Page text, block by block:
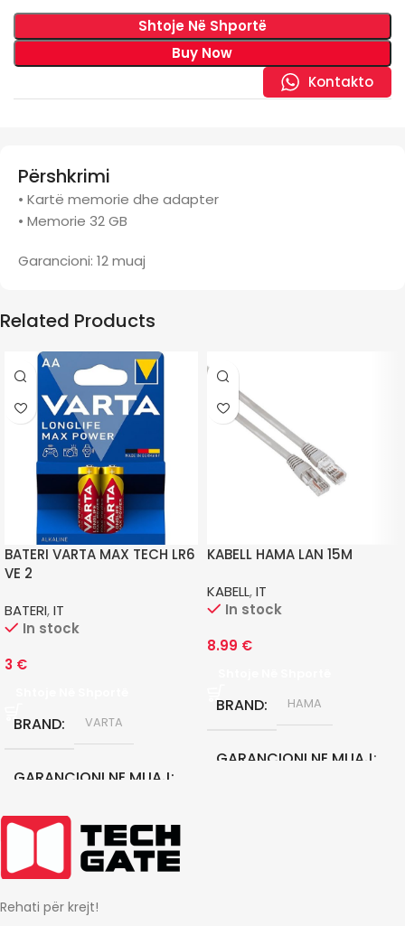
Shtoje Në Shportë
Buy Now
Kontakto
Përshkrimi
• Kartë memorie dhe adapter
• Memorie 32 GB
Garancioni: 12 muaj
Related Products
BATERI VARTA MAX TECH LR6
VE 2
BATERI,IT
In stock
3 €
BRAND VARTA
GARANCIONI NE MUAJ
0
KABELL HAMA LAN 15M
KABELL,IT
In stock
8.99 €
BRAND HAMA
GARANCIONI NE MUAJ
Rehati për krejt!